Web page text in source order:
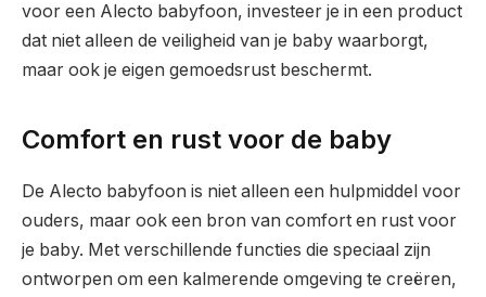
voor een Alecto babyfoon, investeer je in een product
dat niet alleen de veiligheid van je baby waarborgt,
maar ook je eigen gemoedsrust beschermt.
Comfort en rust voor de baby
De Alecto babyfoon is niet alleen een hulpmiddel voor
ouders, maar ook een bron van comfort en rust voor
je baby. Met verschillende functies die speciaal zijn
ontworpen om een kalmerende omgeving te creëren,